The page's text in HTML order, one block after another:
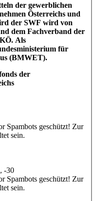
der gewerblichen
Österreichs und
der SWF wird von
dem Fachverband der
Als
für
(BMWET).
der
Spambots geschützt! Zur
sein.
-30
Spambots geschützt! Zur
sein.